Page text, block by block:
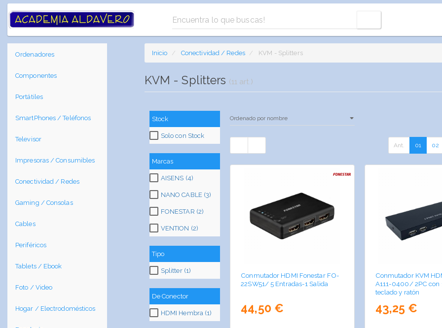
Ordenadores
Componentes
Portátiles
SmartPhones / Teléfonos
Televisor
Impresoras / Consumibles
Conectividad / Redes
Gaming / Consolas
Cables
Periféricos
Tablets / Ebook
Foto / Video
Hogar / Electrodomésticos
Inicio Conectividad / Redes KVM - Splitters
KVM - Splitters (11 art.)
Stock
Solo con Stock
Marcas
AISENS (4)
NANO CABLE (3)
FONESTAR (2)
VENTION (2)
Tipo
Splitter (1)
De Conector
HDMI Hembra (1)
Ant. 01 02
Conmutador HDMI Fonestar FO-
22SW51/ 5 Entradas-1 Salida
44,50 €
Conmutador KVM
A111-0400/ 2PC con
teclado y ratón
43,25 €